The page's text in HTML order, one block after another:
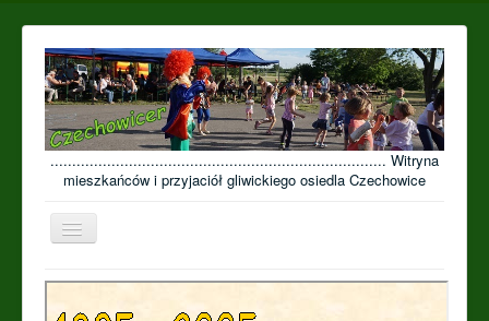
............................................................................. Witryna
mieszkańców i przyjaciół gliwickiego osiedla Czechowice
Przełącz
nawigację
≡
Open menu